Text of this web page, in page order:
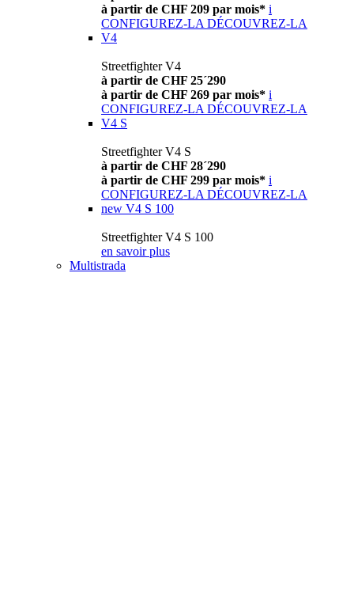
à partir de CHF 209 par mois* i
CONFIGUREZ-LA DÉCOUVREZ-LA
V4
Streetfighter V4
à partir de CHF 25´290
à partir de CHF 269 par mois* i
CONFIGUREZ-LA DÉCOUVREZ-LA
V4 S
Streetfighter V4 S
à partir de CHF 28´290
à partir de CHF 299 par mois* i
CONFIGUREZ-LA DÉCOUVREZ-LA
new V4 S 100
Streetfighter V4 S 100
en savoir plus
Multistrada